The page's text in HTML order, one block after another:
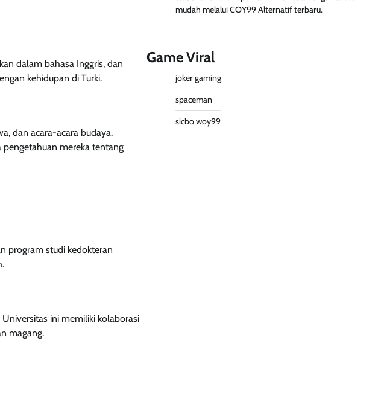
dalam bahasa Inggris, dan
kehidupan di Turki.
dan acara-acara budaya.
mereka tentang
program studi kedokteran
ini memiliki kolaborasi
magang.
mudah melaluiCOY99Alternatif terbaru.
Game Viral
joker gaming
spaceman
sicbo woy99